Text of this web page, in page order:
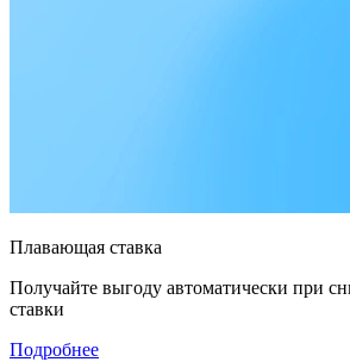
Плавающая ставка
Получайте выгоду автоматически при
ставки
Подробнее